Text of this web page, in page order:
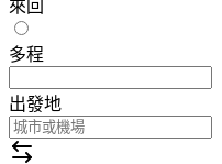
來回
多程
出發地